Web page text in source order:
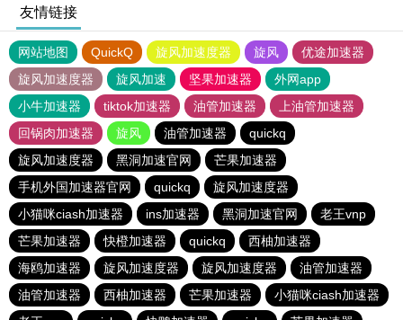
友情链接
网站地图 QuickQ 旋风加速度器 旋风
优途加速器
旋风加速度器
旋风加速 坚果加速器
外网app
小牛加速器
tiktok加速器 油管加速器
上油管加速器
回锅肉加速器
旋风 油管加速器
quickq
旋风加速度器
黑洞加速官网
芒果加速器
手机外国加速器官网
quickq
旋风加速度器
小猫咪ciash加速器
ins加速器 黑洞加速官网
老王vnp
芒果加速器
快橙加速器 quickq
西柚加速器
海鸥加速器
旋风加速度器 旋风加速度器
油管加速器
油管加速器
西柚加速器 芒果加速器
小猫咪ciash加速器